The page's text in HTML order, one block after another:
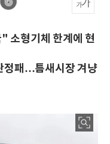
소형기체 한계에 현
정패…틈새시장 겨냥